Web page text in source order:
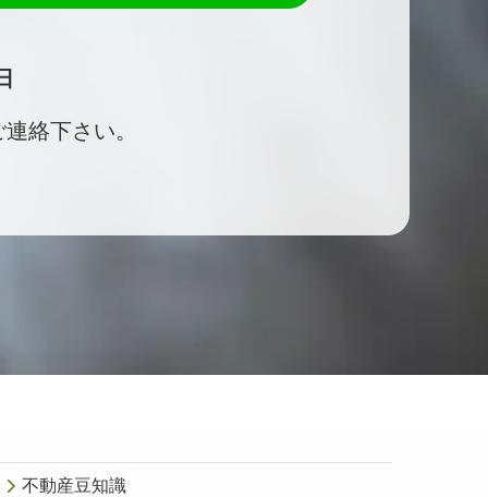
絡下さい。
不動産豆知識